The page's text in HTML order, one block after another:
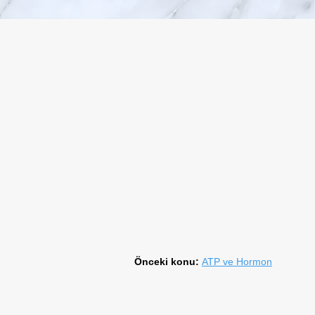
Önceki konu: ATP ve Hormon